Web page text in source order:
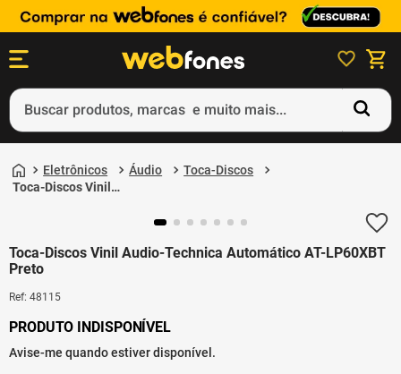
Buscar produtos, marcas e muito mais...
Eletrônicos Áudio
Toca-Discos
Toca-Discos Vinil
Toca-Discos Vinil Audio-Technica Automático AT-LP60XBT
Preto
Ref: 48115
1º
ps5
3º
ps4
4º